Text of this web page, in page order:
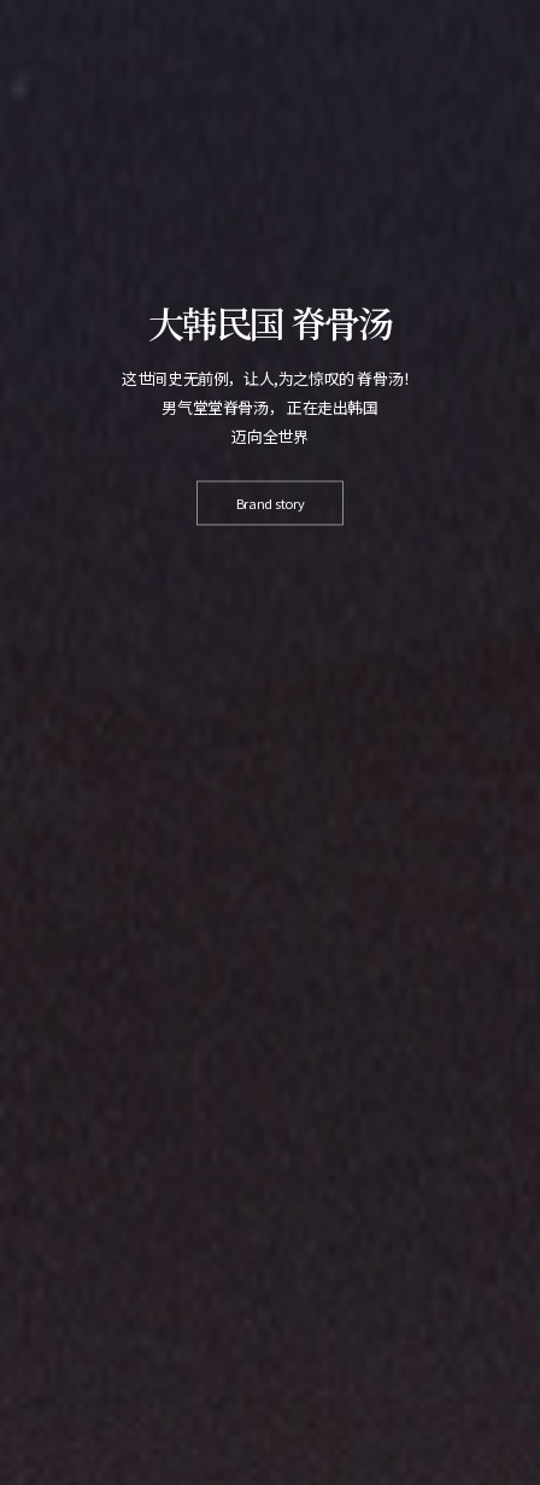
大韩民国 脊骨汤
这世间史无前例，让人,为之惊叹的 脊骨汤！
男气堂堂脊骨汤， 正在走出韩国
迈向全世界
Brand story